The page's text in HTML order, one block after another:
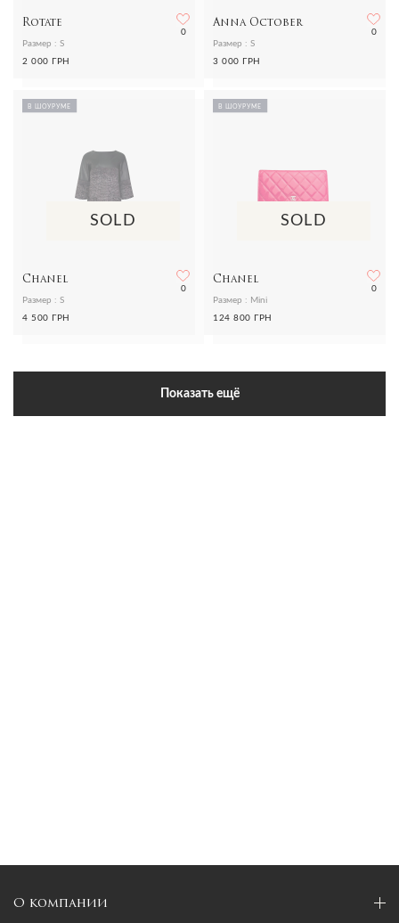
Rotate
0
Размер : S
2 000 ГРН
Anna October
0
Размер : S
3 000 ГРН
В ШОУРУМЕ
SOLD
Chanel
0
Размер : S
4 500 ГРН
В ШОУРУМЕ
SOLD
Chanel
0
Размер : Mini
124 800 ГРН
Показать ещё
О компании